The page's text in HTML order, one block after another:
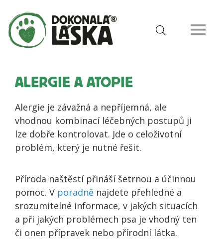
ALERGIE A ATOPIE
Alergie je závažná a nepříjemná, ale
vhodnou kombinací léčebných postupů ji
lze dobře kontrolovat. Jde o celoživotní
problém, který je nutné řešit.
Příroda naštěstí přináší šetrnou a účinnou
pomoc. V poradně najdete přehledné a
srozumitelné informace, v jakých situacích
a při jakých problémech psa je vhodný ten
či onen přípravek nebo přírodní látka.